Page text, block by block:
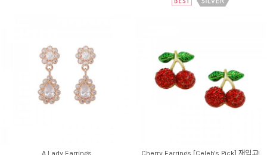
A Lady Earrings
Cherry Earrings [Celeb's Pick] 재입고!